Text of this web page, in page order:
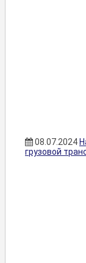
08.07.2024
грузовой